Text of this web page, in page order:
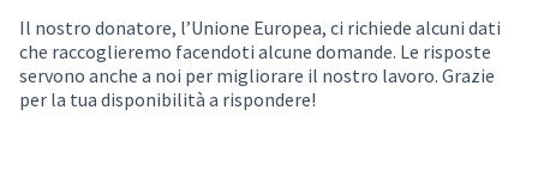
Il nostro donatore, l’Unione Europea, ci richiede alcuni dati
che raccoglieremo facendoti alcune domande. Le risposte
servono anche a noi per migliorare il nostro lavoro. Grazie
per la tua disponibilità a rispondere!